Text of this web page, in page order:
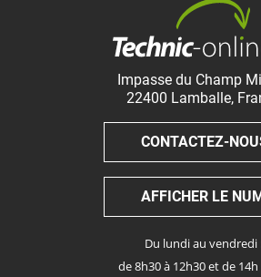
Impasse du Champ
22400 Lamballe,
CONTACTEZ-
AFFICHER LE
Du lundi au vendredi
de 8h30 à 12h30 et de 14h